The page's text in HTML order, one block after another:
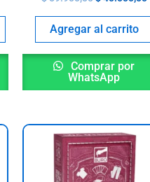
Agregar al carrito
Comprar por
WhatsApp
This